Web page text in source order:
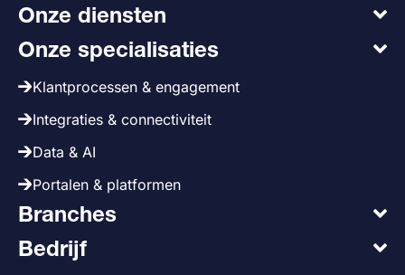
Onze diensten
Onze specialisaties
Klantprocessen & engagement
Integraties & connectiviteit
Data & AI
Portalen & platformen
Branches
Bedrijf